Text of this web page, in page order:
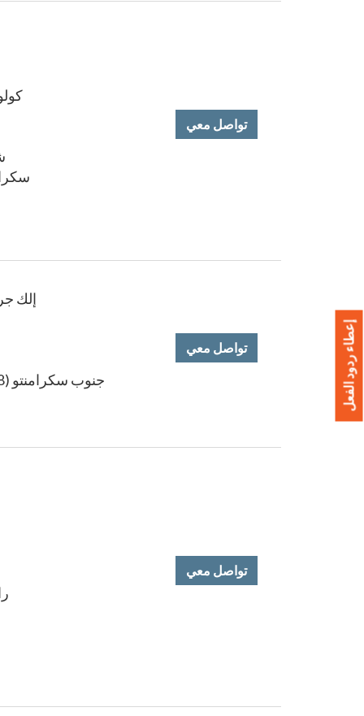
سكرامنتو
تواصل معي
إلك جروف
جنوب سكرامنتو (95828, 95823, 95824, 95829)
تواصل معي
تواصل معي
إعطاء ردود الفعل